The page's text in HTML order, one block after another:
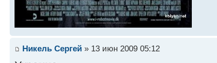
Никель Сергей » 13 июн 2009 05:12